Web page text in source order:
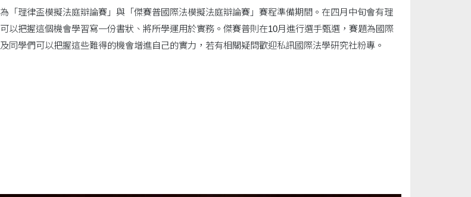
「理律盃模擬法庭辯論賽」與「傑賽普國際法模擬法庭辯論賽」賽程準備期間。在四月中旬會有理
以把握這個機會學習寫一份書狀、將所學運用於實務。傑賽普則在10月進行選手甄選，賽題為國際
同學們可以把握這些難得的機會增進自己的實力，若有相關疑問歡迎私訊國際法學研究社粉專。